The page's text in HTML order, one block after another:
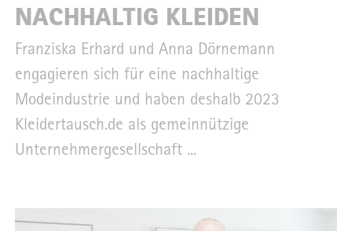
NACHHALTIG KLEIDEN
Franziska Erhard und Anna Dörnemann
engagieren sich für eine nachhaltige
Modeindustrie und haben deshalb 2023
Kleidertausch.de als gemeinnützige
Unternehmergesellschaft ...